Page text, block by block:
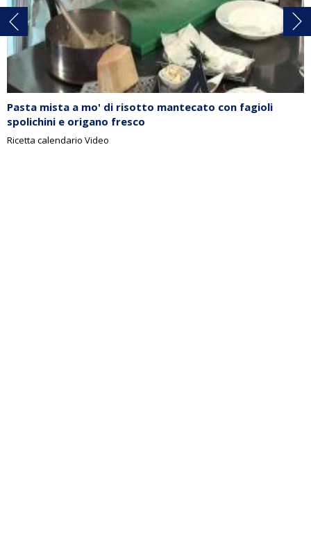
Pasta mista a mo' di risotto mantecato con fagioli
spolichini e origano fresco
Ricetta calendario Video